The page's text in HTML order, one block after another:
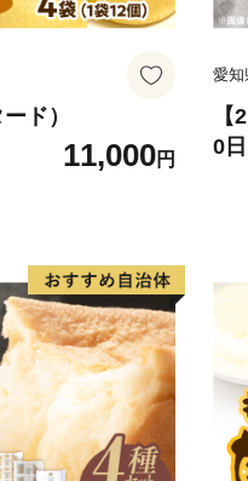
ド）
11,000円
愛知
0